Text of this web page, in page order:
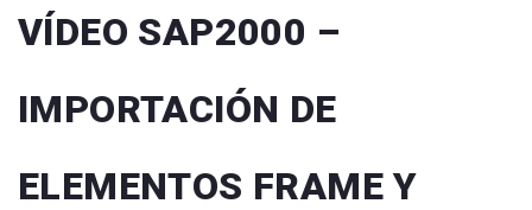
VÍDEO SAP2000 –
IMPORTACIÓN DE
ELEMENTOS FRAME Y